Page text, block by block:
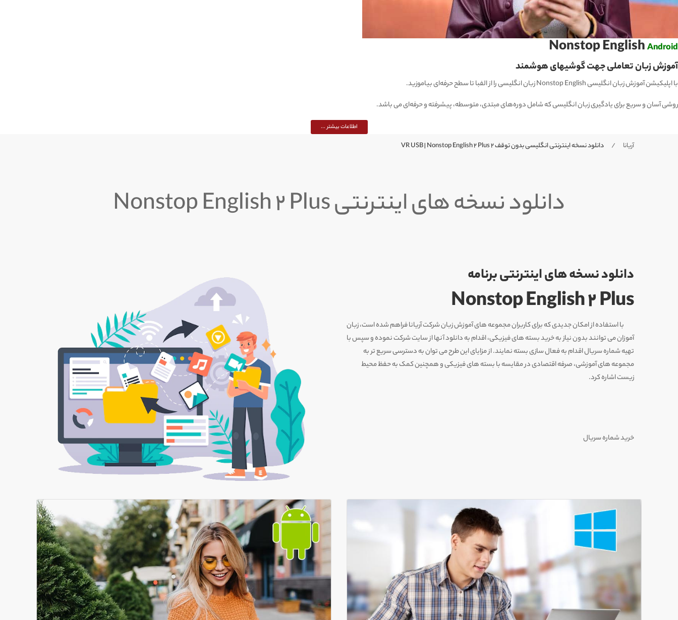
Nonstop EnglishAndroid
آموزش زبان تعاملی جهت گوشیهای هوشمند
با اپلیکیشن آموزش زبان انگلیسی Nonstop English زبان انگلیسی را از الفبا تا سطح حرفه‌ای بیاموزید.
روشی آسان و سریع برای یادگیری زبان انگلیسی که شامل دوره‌های مبتدی، متوسطه، پیشرفته و حرفه‌ای می باشد.
اطلاعات بیشتر ...
دانلود نسخه های اینترنتی Nonstop English 2 Plus
آریانا دانلود نسخه اینترنتی انگلیسی بدون توقف 2 VR USB | Nonstop English 2 Plus
دانلود نسخه های اینترنتی برنامه
Nonstop English 2 Plus
با استفاده از امکان جدیدی که برای کاربران مجموعه های آموزش زبان شرکت آریانا فراهم شده است، زبان
آموزان می توانند بدون نیاز به خرید بسته های فیزیکی، اقدام به دانلود آنها از سایت شرکت نموده و سپس با
تهیه شماره سریال اقدام به فعال سازی بسته نمایند. از مزایای این طرح می توان به دسترسی سریع تر به
مجموعه های آموزشی، صرفه اقتصادی در مقایسه با بسته های فیزیکی و همچنین کمک به حفظ محیط
زیست اشاره کرد.
خرید شماره سریال